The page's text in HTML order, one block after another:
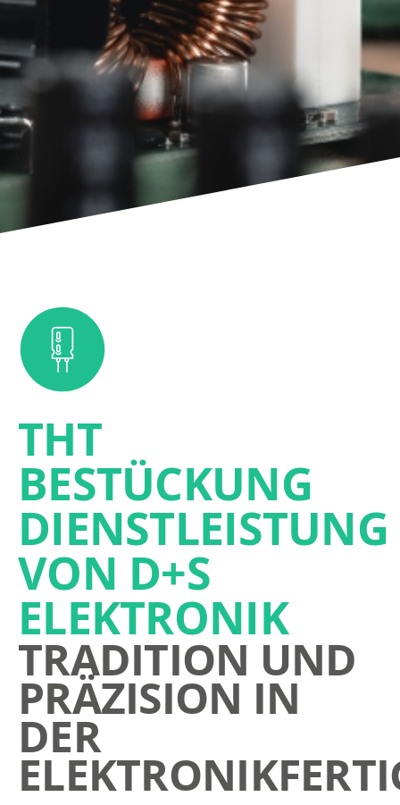
THT
BESTÜCKUNG
DIENSTLEISTUNG
VON D+S
ELEKTRONIK
TRADITION UND
PRÄZISION IN
DER